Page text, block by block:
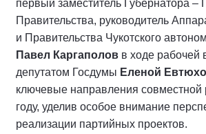
первый заместитель Губернатора –
Правительства, руководитель
и Правительства Чукотского
Павел Каргаполов в ходе рабочей
депутатом Госдумы Еленой
ключевые направления совместной
году, уделив особое внимание
реализации партийных проектов.